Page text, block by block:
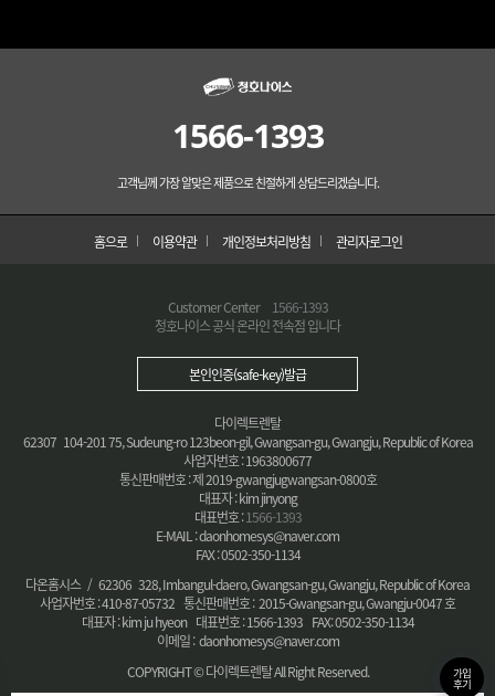
1566-1393
고객님께 가장 알맞은 제품으로 친절하게 상담드리겠습니다.
홈으로 이용약관 개인정보처리방침 관리자로그인
Customer Center
1566-1393
청호나이스 공식 온라인 전속점 입니다
본인인증(safe-key)발급
다이렉트렌탈
62307 104-201 75, Sudeung-ro 123beon-gil, Gwangsan-gu, Gwangju, Republic of Korea
사업자번호 : 1963800677
통신판매번호 : 제 2019-gwangjugwangsan-0800호
대표자 : kim jinyong
대표번호 :1566-1393
E-MAIL : daonhomesys@naver.com
FAX : 0502-350-1134
다온홈시스 / 62306 328, Imbangul-daero, Gwangsan-gu, Gwangju, Republic of Korea
사업자번호 : 410-87-05732 통신판매번호 : 2015-Gwangsan-gu, Gwangju-0047 호
대표자 : kim ju hyeon 대표번호 : 1566-1393 FAX: 0502-350-1134
이메일 : daonhomesys@naver.com
COPYRIGHT © 다이렉트렌탈 All Right Reserved.
가입
후기